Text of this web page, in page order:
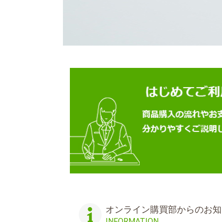
オンライン購買部からのお